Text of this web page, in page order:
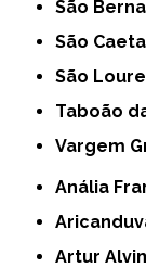
São
São
São
Taboão
Vargem
Anália
Artur